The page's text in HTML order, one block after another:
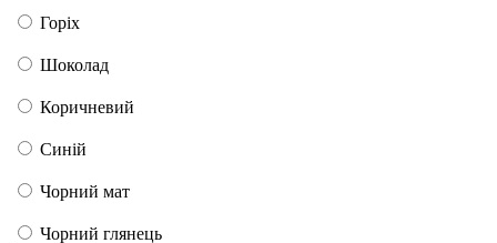
Горіх
Шоколад
Коричневий
Синій
Чорний мат
Чорний глянець